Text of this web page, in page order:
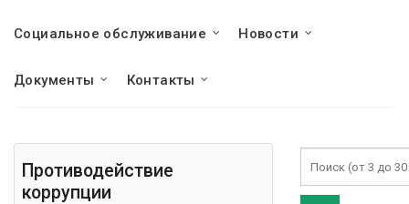
Социальное обслуживание Новости
Документы Контакты
Противодействие
коррупции